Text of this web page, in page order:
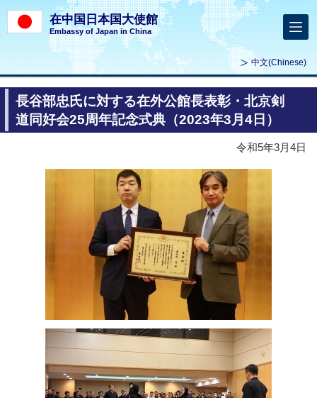
在中国日本国大使館
Embassy of Japan in China
中文(Chinese)
長谷部忠氏に対する在外公館長表彰・北京剣
道同好会25周年記念式典（2023年3月4日）
令和5年3月4日